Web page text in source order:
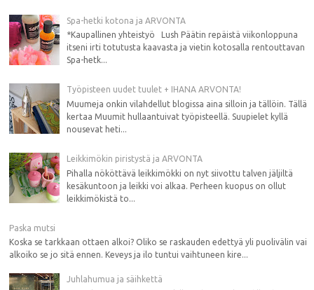
Spa-hetki kotona ja ARVONTA
*Kaupallinen yhteistyö Lush Päätin repäistä viikonloppuna
itseni irti totutusta kaavasta ja vietin kotosalla rentouttavan
Spa-hetk...
Työpisteen uudet tuulet + IHANA ARVONTA!
Muumeja onkin vilahdellut blogissa aina silloin ja tällöin. Tällä
kertaa Muumit hullaantuivat työpisteellä. Suupielet kyllä
nousevat heti...
Leikkimökin piristystä ja ARVONTA
Pihalla nököttävä leikkimökki on nyt siivottu talven jäljiltä
kesäkuntoon ja leikki voi alkaa. Perheen kuopus on ollut
leikkimökistä to...
Paska mutsi
Koska se tarkkaan ottaen alkoi? Oliko se raskauden edettyä yli puolivälin vai
alkoiko se jo sitä ennen. Keveys ja ilo tuntui vaihtuneen kire...
Juhlahumua ja säihkettä